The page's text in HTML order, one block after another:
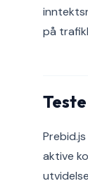
på
aktive